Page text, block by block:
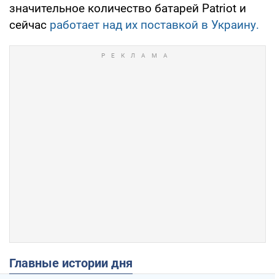
значительное количество батарей Patriot и
сейчас работает над их поставкой в Украину.
Главные истории дня